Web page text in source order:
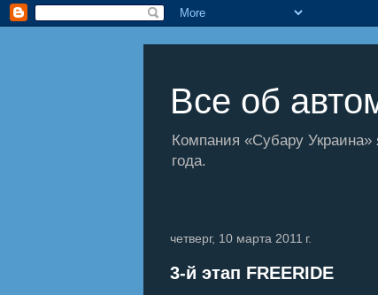
Все об
Компания «Субару
года.
четверг, 10 марта 2011 г.
3-й этап FREERIDE